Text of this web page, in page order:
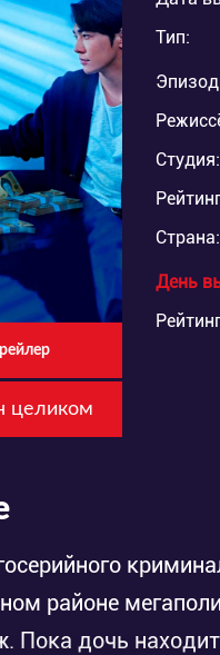
целиком
Тип:
Студия:
Страна:
День
районе
Пока дочь